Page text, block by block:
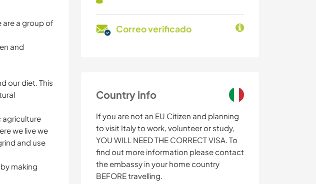
Correo verificado
Country info
If you are not an EU Citizen and planning
to visit Italy to work, volunteer or study,
YOU WILL NEED THE CORRECT VISA. To
find out more information please contact
the embassy in your home country
BEFORE travelling.
are a group of
and
our diet. This
agriculture
we live we
and use
making